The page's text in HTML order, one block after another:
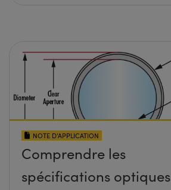
NOTE D’APPLICATION
Comprendre les
spécifications optiques